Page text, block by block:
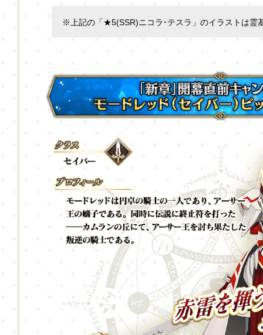
※上記の「★5(SSR)ニコラ･テスラ」のイラストは霊